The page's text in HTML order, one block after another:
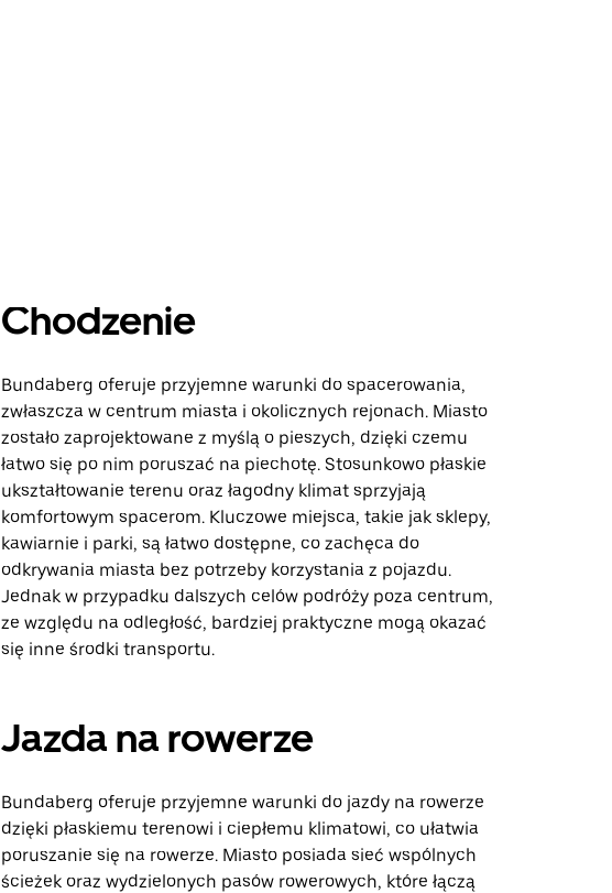
Chodzenie
Bundaberg oferuje przyjemne warunki do spacerowania,
zwłaszcza w centrum miasta i okolicznych rejonach. Miasto
zostało zaprojektowane z myślą o pieszych, dzięki czemu
łatwo się po nim poruszać na piechotę. Stosunkowo płaskie
ukształtowanie terenu oraz łagodny klimat sprzyjają
komfortowym spacerom. Kluczowe miejsca, takie jak sklepy,
kawiarnie i parki, są łatwo dostępne, co zachęca do
odkrywania miasta bez potrzeby korzystania z pojazdu.
Jednak w przypadku dalszych celów podróży poza centrum,
ze względu na odległość, bardziej praktyczne mogą okazać
się inne środki transportu.
Jazda na rowerze
Bundaberg oferuje przyjemne warunki do jazdy na rowerze
dzięki płaskiemu terenowi i ciepłemu klimatowi, co ułatwia
poruszanie się na rowerze. Miasto posiada sieć wspólnych
ścieżek oraz wydzielonych pasów rowerowych, które łączą